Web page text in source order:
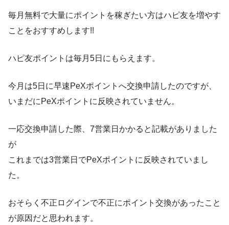
毎月無料で大量にポイントを稼ぎたい方はハピ友を増やす
ことをおすすめします!!
ハピ友ポイントは毎月5日にもらえます。
今月は5日に早速PeXポイントへ交換申請したのですが、
いまだにPeXポイントに反映されていません。
一応交換申請した際、7営業日かかると記載がありました
が
これまでは3営業日でPeXポイントに反映されていまし
た。
おそらく不正ログインで不正にポイント交換があったこと
が原因だと思われます。